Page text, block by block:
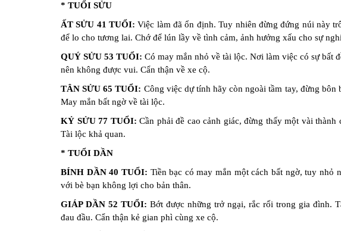
* TUỔI SỬU
ẤT SỬU 41 TUỔI:Việc làm đã ổn định. Tuy nhiên đừng đứng núi này
để lo cho tương lai. Chớ để lún lầy về tình cảm, ảnh hưởng xấu cho sự
QUÝ SỬU 53 TUỔI:Có may mắn nhỏ về tài lộc. Nơi làm việc có sự bất
nên không được vui. Cẩn thận về xe cộ.
TÂN SỬU 65 TUỔI: Công việc dự tính hãy còn ngoài tầm tay, đừng
May mắn bất ngờ về tài lộc.
KỶ SỬU 77 TUỔI: Cần phải đề cao cảnh giác, đừng thấy một vài
Tài lộc khả quan.
* TUỔI DẦN
BÍNH DẦN 40 TUỔI: Tiền bạc có may mắn một cách bất ngờ, tuy
với bè bạn không lợi cho bản thân.
GIÁP DẦN 52 TUỔI:Bớt được những trở ngại, rắc rối trong gia đình.
đau đầu. Cẩn thận kẻ gian phì cùng xe cộ.